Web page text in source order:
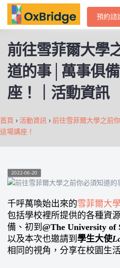
預約諮
前往雪菲爾大學
道的事│萬事俱
座！｜活動資訊
首頁 › 活動資訊 › 前往雪菲爾大學之前
這場講座！
2022-06-20
千呼萬喚始出來的雪菲爾大學
包括學校裡所提供的各種資
備、初到 @The University of
以及本次也邀請到 學生大使
相同的視角，分享在校園生